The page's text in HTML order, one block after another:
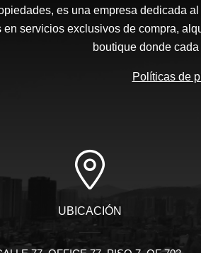
es una empresa dedicada
en servicios exclusivos de compra,
boutique donde
Políticas de
UBICACIÓN